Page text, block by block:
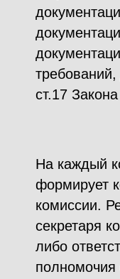
ст.17
На каждый
формирует
комиссии.
секретаря
либо
полномочия